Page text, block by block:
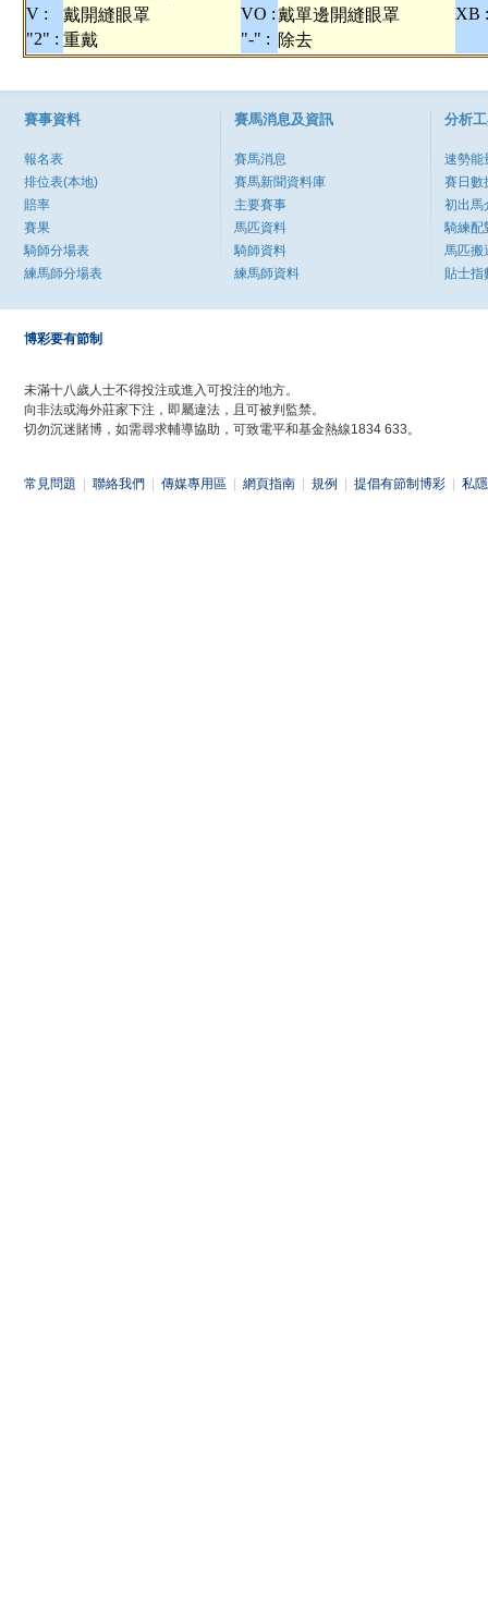
V :
戴開縫眼罩 VO :戴單邊開縫眼罩
XB :
"2" : 重戴 "-" : 除去
賽事資料
報名表
排位表(本地)
賠率
賽果
騎師分場表
練馬師分場表
賽馬消息及資訊
賽馬消息
賽馬新聞資料庫
主要賽事
馬匹資料
騎師資料
練馬師資料
分析
速勢能
賽日數
初出馬
騎練配
馬匹搬
貼士指
博彩要有節制
未滿十八歲人士不得投注或進入可投注的地方。
向非法或海外莊家下注，即屬違法，且可被判監禁。
切勿沉迷賭博，如需尋求輔導協助，可致電平和基金熱線1834 633。
常見問題 聯絡我們 傳媒專用區 網頁指南 規例 提倡有節制博彩 私